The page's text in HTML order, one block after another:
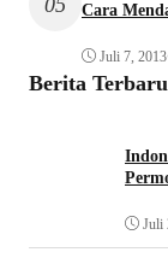
Cara
Juli 7, 2013
Berita Terbaru
Juli